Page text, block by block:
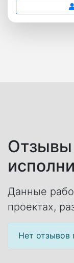
Отзывы
Данные
проектах,
Нет отзывов